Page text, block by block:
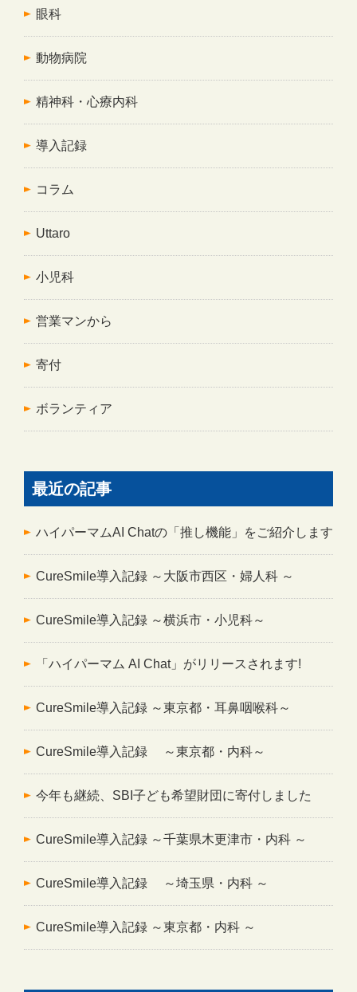
眼科
動物病院
精神科・心療内科
導入記録
コラム
Uttaro
小児科
営業マンから
寄付
ボランティア
最近の記事
ハイパーマムAI Chatの「推し機能」をご紹介します
CureSmile導入記録 ～大阪市西区・婦人科 ～
CureSmile導入記録 ～横浜市・小児科～
「ハイパーマム AI Chat」がリリースされます!
CureSmile導入記録 ～東京都・耳鼻咽喉科～
CureSmile導入記録 ～東京都・内科～
今年も継続、SBI子ども希望財団に寄付しました
CureSmile導入記録 ～千葉県木更津市・内科 ～
CureSmile導入記録 ～埼玉県・内科 ～
CureSmile導入記録 ～東京都・内科 ～